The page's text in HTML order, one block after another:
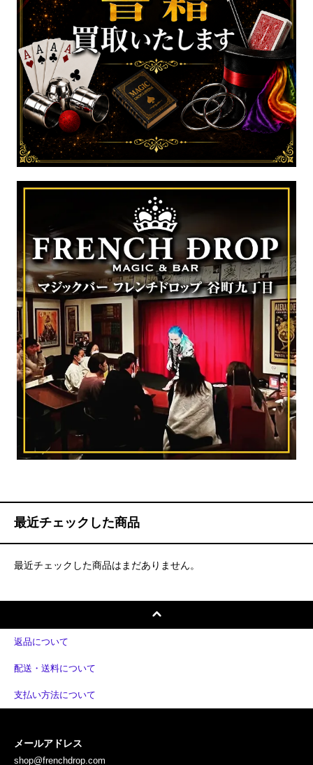
最近チェックした商品
最近チェックした商品はまだありません。
返品について
配送・送料について
支払い方法について
メールアドレス
shop@frenchdrop.com